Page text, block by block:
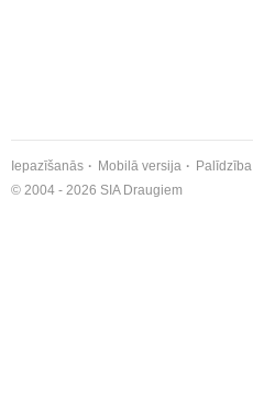
Iepazīšanās Mobilā versija Palīdzība
© 2004 - 2026 SIA Draugiem